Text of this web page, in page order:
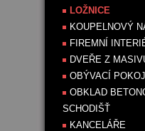
LOŽNICE
KOUPELNOVÝ
FIREMNÍ
DVEŘE Z
OBÝVACÍ
OBKLAD
SCHODIŠŤ
KANCELÁŘE